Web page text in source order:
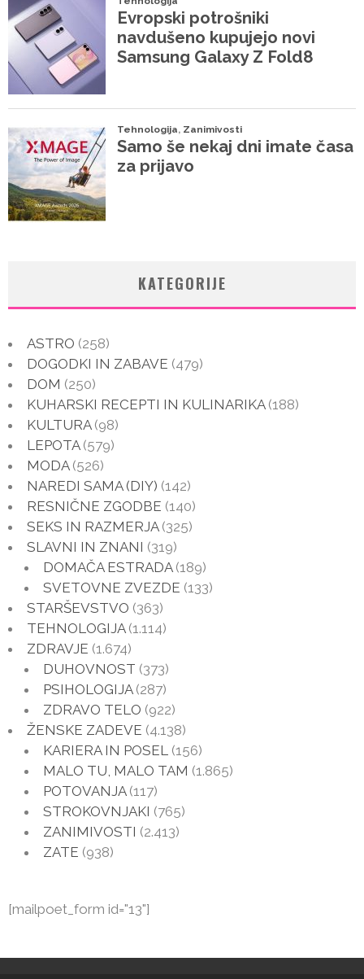
KATEGORIJE
ASTRO (258)
DOGODKI IN ZABAVE (479)
DOM (250)
KUHARSKI RECEPTI IN KULINARIKA(188)
KULTURA(98)
LEPOTA(579)
MODA(526)
NAREDI SAMA (DIY) (142)
RESNIČNE ZGODBE (140)
SEKS IN RAZMERJA(325)
SLAVNI IN ZNANI (319)
DOMAČA ESTRADA(189)
SVETOVNE ZVEZDE (133)
STARŠEVSTVO (363)
TEHNOLOGIJA(1.114)
ZDRAVJE (1.674)
DUHOVNOST (373)
PSIHOLOGIJA(287)
ZDRAVO TELO (922)
ŽENSKE ZADEVE (4.138)
KARIERA IN POSEL (156)
MALO TU, MALO TAM (1.865)
POTOVANJA(117)
STROKOVNJAKI (765)
ZANIMIVOSTI (2.413)
ZATE (938)
[mailpoet_form id="13"]